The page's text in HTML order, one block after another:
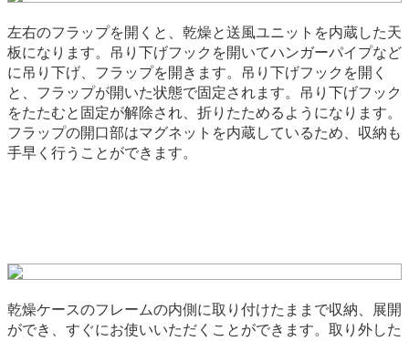
左右のフラップを開くと、乾燥と送風ユニットを内蔵した天
板になります。吊り下げフックを開いてハンガーパイプなど
に吊り下げ、フラップを開きます。吊り下げフックを開く
と、フラップが開いた状態で固定されます。吊り下げフック
をたたむと固定が解除され、折りたためるようになります。
フラップの開口部はマグネットを内蔵しているため、収納も
手早く行うことができます。
乾燥ケースのフレームの内側に取り付けたままで収納、展開
ができ、すぐにお使いいただくことができます。取り外した